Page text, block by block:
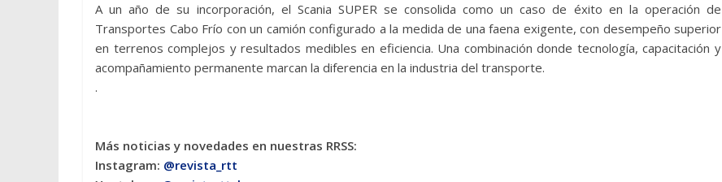
A un año de su incorporación, el Scania SUPER se consolida como un caso de éxito en la operación de
Transportes Cabo Frío con un camión configurado a la medida de una faena exigente, con desempeño superior
en terrenos complejos y resultados medibles en eficiencia. Una combinación donde tecnología, capacitación y
acompañamiento permanente marcan la diferencia en la industria del transporte.
.
Más noticias y novedades en nuestras RRSS:
Instagram: @revista_rtt